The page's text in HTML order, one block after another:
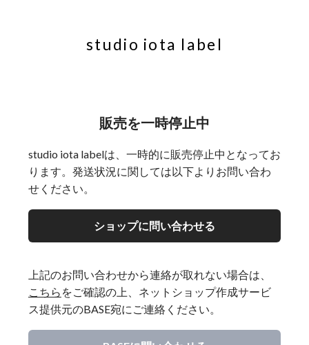
studio iota label
販売を一時停止中
studio iota labelは、一時的に販売停止中となってお
ります。発送状況に関しては以下よりお問い合わ
せください。
ショップに問い合わせる
上記のお問い合わせから連絡が取れない場合は、
こちら をご確認の上、ネットショップ作成サービ
ス提供元のBASE宛にご連絡ください。